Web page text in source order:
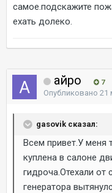
самое.подскажите
ехать долеко.
айро 7
Опубликовано 21
gasovik сказал:
Всем привет.У меня
куплена в салоне
гидроча.Отехали от
генератора